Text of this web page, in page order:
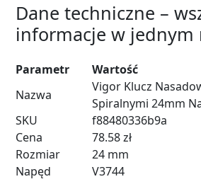
Dane techniczne –
informacje w jednym
Parametr
Wartość
Nazwa
Vigor Klucz
Spiralnymi 24mm
SKU
f88480336b9a
Cena
78.58 zł
Rozmiar
24 mm
Napęd
V3744